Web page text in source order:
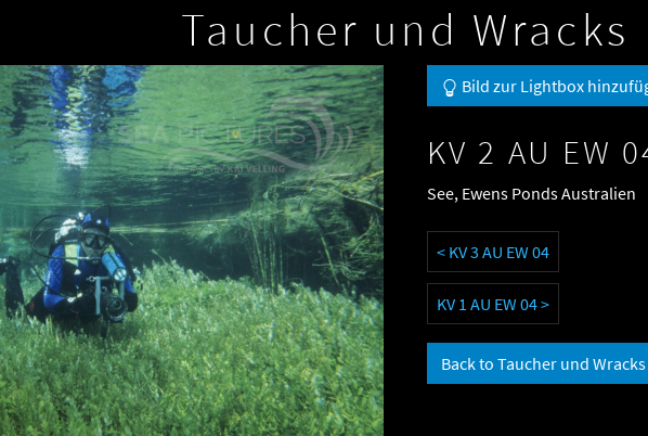
Taucher und Wracks
Bild zur Lightbox
KV 2 AU EW
See, Ewens Ponds Australien
< KV 3 AU EW 04
KV 1 AU EW 04 >
Back to Taucher und Wracks